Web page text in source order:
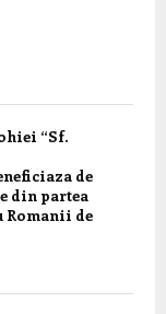
“Sf.
de
din partea
Romanii de